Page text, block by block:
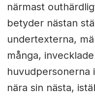
närmast
betyder nästan
undertexterna,
många,
huvudpersonerna
nära sin nästa,